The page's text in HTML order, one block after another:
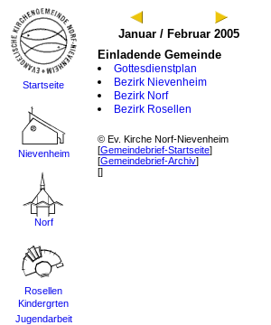
Januar / Februar 2005
Einladende Gemeinde
Gottesdienstplan
Bezirk Nievenheim
Bezirk Norf
Bezirk Rosellen
© Ev. Kirche Norf-Nievenheim
[Gemeindebrief-Startseite]
[Gemeindebrief-Archiv]
[]
Startseite
Nievenheim
Norf
Rosellen
Kindergrten
Jugendarbeit